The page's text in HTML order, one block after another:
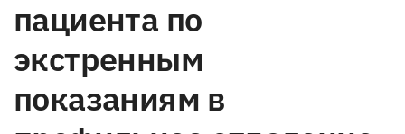
пациента по
экстренным
показаниям в